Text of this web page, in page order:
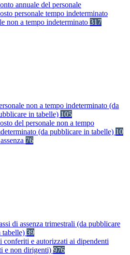
annuale del personale
personale tempo indeterminato
non a tempo indeterminato 317
non a tempo indeterminato (da
in tabelle) 105
del personale non a tempo
(da pubblicare in tabelle) 10
76
di assenza trimestrali (da pubblicare
tabelle) 39
conferiti e autorizzati ai dipendenti
e non dirigenti) 976